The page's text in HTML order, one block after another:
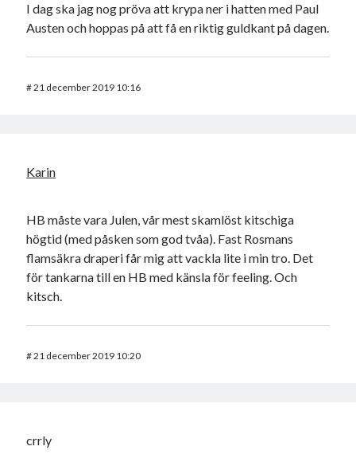
I dag ska jag nog pröva att krypa ner i hatten med Paul
Austen och hoppas på att få en riktig guldkant på dagen.
#21 december 2019 10:16
Karin
HB måste vara Julen, vår mest skamlöst kitschiga
högtid (med påsken som god tvåa). Fast Rosmans
flamsäkra draperi får mig att vackla lite i min tro. Det
för tankarna till en HB med känsla för feeling. Och
kitsch.
#21 december 2019 10:20
crrly